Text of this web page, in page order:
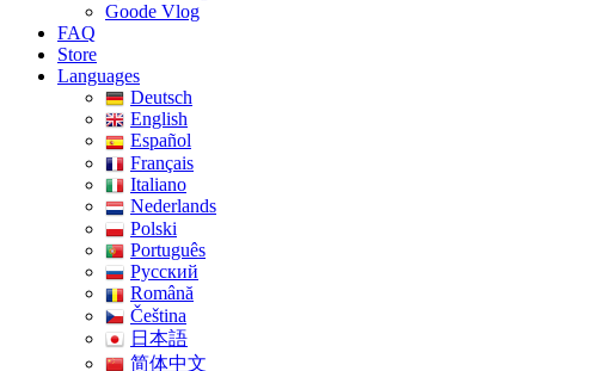
Goode Vlog
FAQ
Store
Languages
Deutsch
English
Español
Français
Italiano
Nederlands
Polski
Português
Pусский
Română
Čeština
日本語
简体中文